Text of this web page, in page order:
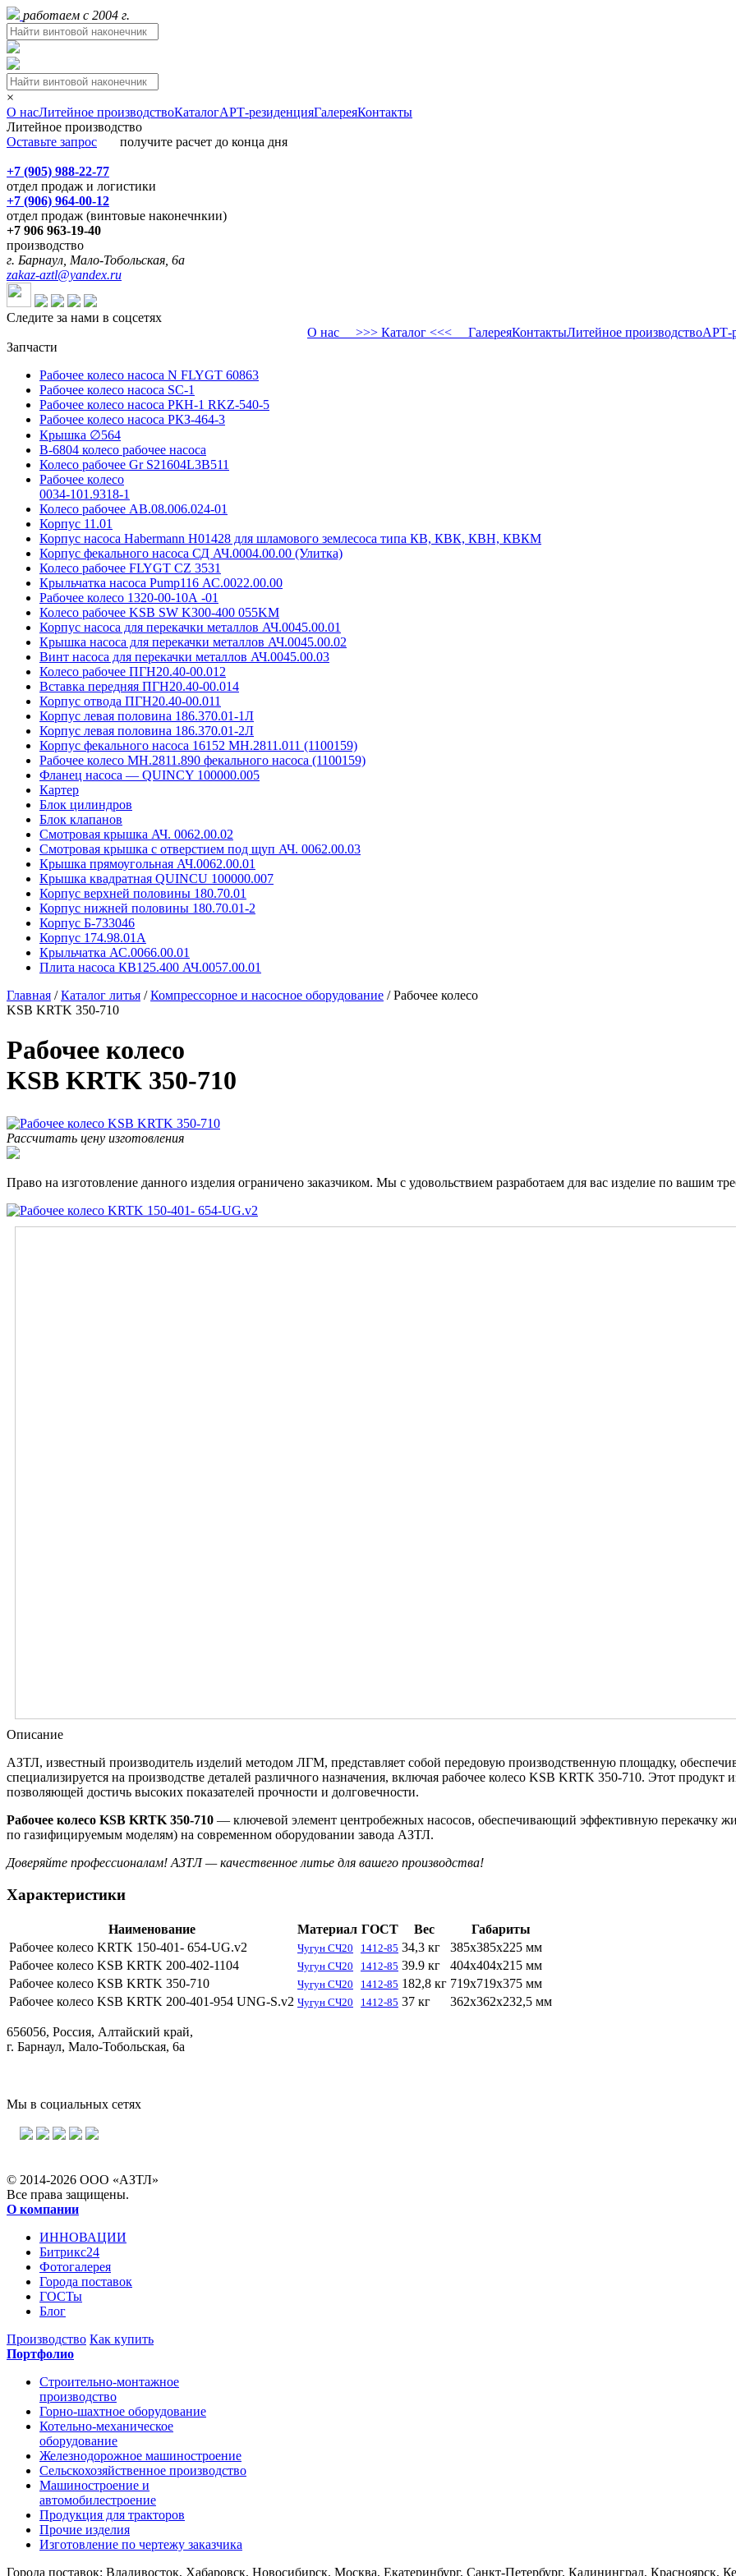
работаем с 2004 г.
×
О насЛитейное производствоКаталогАРТ-резиденцияГалереяКонтакты
Литейное производство
Оставьте запрос получите расчет до конца дня
+7 (905) 988-22-77
отдел продаж и логистики
+7 (906) 964-00-12
отдел продаж (винтовые наконечнкии)
+7 906 963-19-40
производство
г. Барнаул, Мало-Тобольская, 6а
zakaz-aztl@yandex.ru
Следите за нами в соцсетях
О нас >>> Каталог <<< ГалереяКонтактыЛитейное производствоАРТ-
Запчасти
Рабочее колесо насоса N FLYGT 60863
Рабочее колесо насоса SC-1
Рабочее колесо насоса РКН-1 RKZ-540-5
Рабочее колесо насоса РКЗ-464-3
Крышка ∅564
В-6804 колесо рабочее насоса
Колесо рабочее Gr S21604L3B511
Рабочее колесо
0034-101.9318-1
Колесо рабочее АВ.08.006.024-01
Корпус 11.01
Корпус насоса Habermann H01428 для шламового землесоса типа КВ, КВК, КВН, КВКМ
Корпус фекального насоса СД АЧ.0004.00.00 (Улитка)
Колесо рабочее FLYGT CZ 3531
Крыльчатка насоса Pump116 АС.0022.00.00
Рабочее колесо 1320-00-10А -01
Колесо рабочее KSB SW K300-400 055KM
Корпус насоса для перекачки металлов АЧ.0045.00.01
Крышка насоса для перекачки металлов АЧ.0045.00.02
Винт насоса для перекачки металлов АЧ.0045.00.03
Колесо рабочее ПГН20.40-00.012
Вставка передняя ПГН20.40-00.014
Корпус отвода ПГН20.40-00.011
Корпус левая половина 186.370.01-1Л
Корпус левая половина 186.370.01-2Л
Корпус фекального насоса 16152 MH.2811.011 (1100159)
Рабочее колесо MH.2811.890 фекального насоса (1100159)
Фланец насоса — QUINCY 100000.005
Картер
Блок цилиндров
Блок клапанов
Смотровая крышка АЧ. 0062.00.02
Смотровая крышка с отверстием под щуп АЧ. 0062.00.03
Крышка прямоугольная АЧ.0062.00.01
Крышка квадратная QUINCU 100000.007
Корпус верхней половины 180.70.01
Корпус нижней половины 180.70.01-2
Корпус Б-733046
Корпус 174.98.01А
Крыльчатка АС.0066.00.01
Плита насоса КВ125.400 АЧ.0057.00.01
Главная /Каталог литья /Компрессорное и насосное оборудование /Рабочее колесо
KSB KRTK 350-710
Рабочее колесо
KSB KRTK 350-710
Рассчитать цену изготовления
Право на изготовление данного изделия ограничено заказчиком. Мы с удовольствием разработаем для вас изделие по вашим
Описание
АЗТЛ, известный производитель изделий методом ЛГМ, представляет собой передовую производственную площадку,
специализируется на производстве деталей различного назначения, включая рабочее колесо KSB KRTK 350-710. Этот продукт
позволяющей достичь высоких показателей прочности и долговечности.
Рабочее колесо KSB KRTK 350-710 — ключевой элемент центробежных насосов, обеспечивающий эффективную перекачку
по газифицируемым моделям) на современном оборудовании завода АЗТЛ.
Доверяйте профессионалам! АЗТЛ — качественное литье для вашего производства!
Характеристики
Наименование Материал ГОСТ Вес
Габариты
Рабочее колесо KRTK 150-401- 654-UG.v2
Чугун СЧ20 1412-85 34,3 кг
385х385х225 мм
Рабочее колесо KSB KRTK 200-402-1104
Чугун СЧ20 1412-85 39.9 кг
404х404х215 мм
Рабочее колесо KSB KRTK 350-710
Чугун СЧ20 1412-85 182,8 кг 719х719х375 мм
Рабочее колесо KSB KRTK 200-401-954 UNG-S.v2 Чугун СЧ20 1412-85 37 кг 362х362х232,5 мм
656056, Россия, Алтайский край,
г. Барнаул, Мало-Тобольская, 6а
Мы в социальных сетях
© 2014-2026 ООО «АЗТЛ»
Все права защищены.
О компании
ИННОВАЦИИ
Битрикс24
Фотогалерея
Города поставок
ГОСТы
Блог
Производство Как купить
Портфолио
Строительно-монтажное
производство
Горно-шахтное оборудование
Котельно-механическое
оборудование
Железнодорожное машиностроение
Сельскохозяйственное производство
Машиностроение и
автомобилестроение
Продукция для тракторов
Прочие изделия
Изготовление по чертежу заказчика
Города поставок: Владивосток, Хабаровск, Новосибирск, Москва, Екатеринбург, Санкт-Петербург, Калининград, Красноярск,